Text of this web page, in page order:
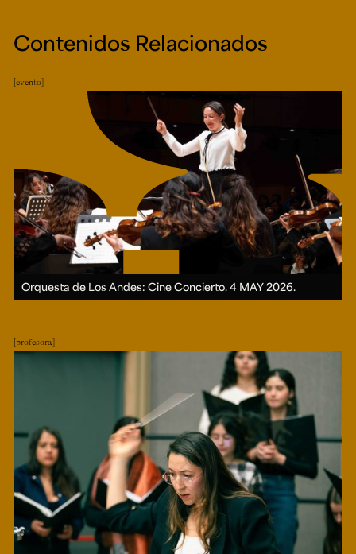
Contenidos Relacionados
evento
Orquesta de Los Andes: Cine Concierto.4 MAY 2026.
profesora